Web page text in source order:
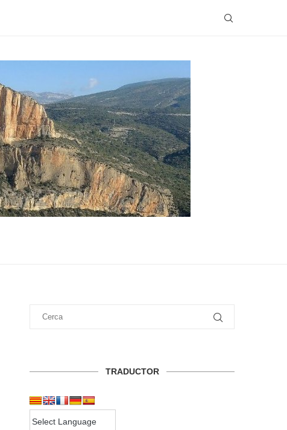
TRADUCTOR